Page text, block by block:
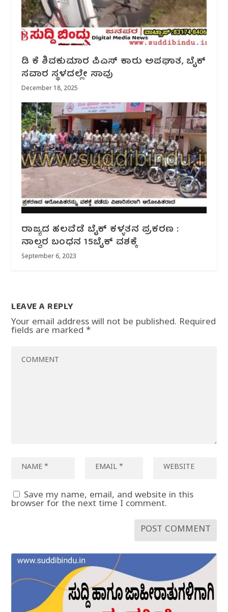
ಡಿ ಕೆ ಶಿವಕುಮಾರ ಪಿಎಸ್ ಕಾರು ಅಪಘಾತ, ಬೈಕ್
ಸವಾರ ಸ್ಥಳದಲ್ಲೇ ಸಾವು
December 18, 2025
ರಾಜ್ಯದ ಹಲವೆಡೆ ಬೈಕ್ ಕಳ್ಳತನ ಪ್ರಕರಣ :
ನಾಲ್ವರ ಬಂಧನ 15ಬೈಕ್ ವಶಕ್ಕೆ
September 6, 2023
LEAVE A REPLY
Your email address will not be published. Required
fields are marked*
Save my name, email, and website in this
browser for the next time I comment.